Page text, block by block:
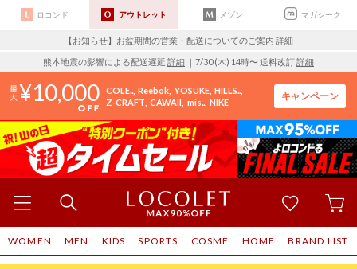
ロコンド アウトレット メゾン マガシーク
【お知らせ】お盆期間の営業・配送についてのご案内 詳細
熊本地震の影響による配送遅延 詳細 ｜7/30 (木) 14時〜 送料改訂詳細
10,000 COLE.. Reebok YOSUKE HILLS..
Z-CRAFT CAWAII mis.. NIKE
キャンペーン
WOMEN MEN KIDS SPORTS COSME HOME BRAND LIST